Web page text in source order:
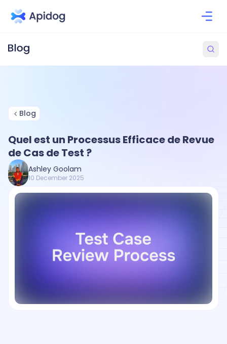
Blog
Quel est un Processus Efficace de Revue
de Cas de Test ?
Ashley Goolam
10 December 2025